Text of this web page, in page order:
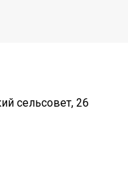
сельсовет, 26